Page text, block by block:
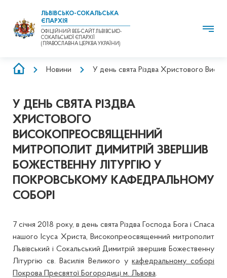
ЛЬВІВСЬКО-СОКАЛЬСЬКА
ЄПАРХІЯ
ОФІЦІЙНИЙ ВЕБ-САЙТ ЛЬВІВСЬКО-
СОКАЛЬСЬКОЇ ЄПАРХІЇ
(ПРАВОСЛАВНА ЦЕРКВА УКРАЇНИ)
РЯДОК
Новини У день свята Різдва Христового
У ДЕНЬ СВЯТА РІЗДВА
ХРИСТОВОГО
ВИСОКОПРЕОСВЯЩЕННИЙ
МИТРОПОЛИТ ДИМИТРІЙ ЗВЕРШИВ
БОЖЕСТВЕННУ ЛІТУРГІЮ У
ПОКРОВСЬКОМУ КАФЕДРАЛЬНОМУ
СОБОРІ
7 січня 2018 року, в день свята Різдва Господа Бога і Спаса
нашого Ісуса Христа, Високопреосвященний митрополит
Львівський і Сокальський Димитрій звершив Божественну
Літургію св. Василія Великого укафедральному соборі
Покрова Пресвятої Богородиці м. Львова.